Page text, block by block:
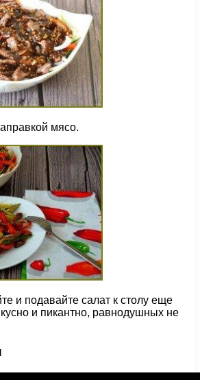
мясо.
и подавайте салат к столу еще
и пикантно, равнодушных не